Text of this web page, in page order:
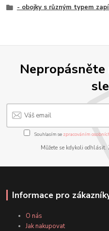
- obojky s různým typem
Nepropásněte
Souhlasím se zpracováním
Můžete se kdykoli
Informace pro
O nás
Jak nakupovat